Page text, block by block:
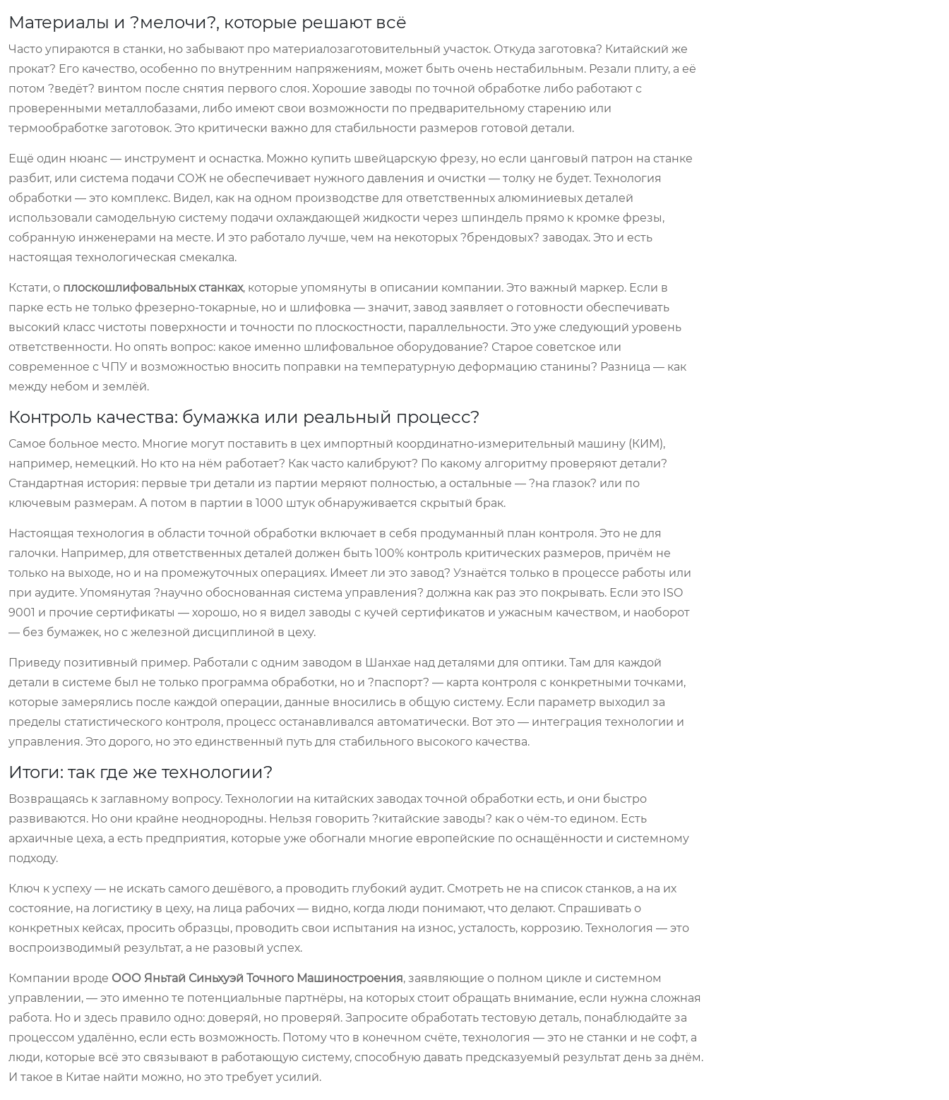
Материалы и ?мелочи?, которые решают всё
Часто упираются в станки, но забывают про материалозаготовительный участок. Откуда заготовка? Китайский же
прокат? Его качество, особенно по внутренним напряжениям, может быть очень нестабильным. Резали плиту, а её
потом ?ведёт? винтом после снятия первого слоя. Хорошие заводы по точной обработке либо работают с
проверенными металлобазами, либо имеют свои возможности по предварительному старению или
термообработке заготовок. Это критически важно для стабильности размеров готовой детали.
Ещё один нюанс — инструмент и оснастка. Можно купить швейцарскую фрезу, но если цанговый патрон на станке
разбит, или система подачи СОЖ не обеспечивает нужного давления и очистки — толку не будет. Технология
обработки — это комплекс. Видел, как на одном производстве для ответственных алюминиевых деталей
использовали самодельную систему подачи охлаждающей жидкости через шпиндель прямо к кромке фрезы,
собранную инженерами на месте. И это работало лучше, чем на некоторых ?брендовых? заводах. Это и есть
настоящая технологическая смекалка.
Кстати, о плоскошлифовальных станках, которые упомянуты в описании компании. Это важный маркер. Если в
парке есть не только фрезерно-токарные, но и шлифовка — значит, завод заявляет о готовности обеспечивать
высокий класс чистоты поверхности и точности по плоскостности, параллельности. Это уже следующий уровень
ответственности. Но опять вопрос: какое именно шлифовальное оборудование? Старое советское или
современное с ЧПУ и возможностью вносить поправки на температурную деформацию станины? Разница — как
между небом и землёй.
Контроль качества: бумажка или реальный процесс?
Самое больное место. Многие могут поставить в цех импортный координатно-измерительный машину (КИМ),
например, немецкий. Но кто на нём работает? Как часто калибруют? По какому алгоритму проверяют детали?
Стандартная история: первые три детали из партии меряют полностью, а остальные — ?на глазок? или по
ключевым размерам. А потом в партии в 1000 штук обнаруживается скрытый брак.
Настоящая технология в области точной обработки включает в себя продуманный план контроля. Это не для
галочки. Например, для ответственных деталей должен быть 100% контроль критических размеров, причём не
только на выходе, но и на промежуточных операциях. Имеет ли это завод? Узнаётся только в процессе работы или
при аудите. Упомянутая ?научно обоснованная система управления? должна как раз это покрывать. Если это ISO
9001 и прочие сертификаты — хорошо, но я видел заводы с кучей сертификатов и ужасным качеством, и наоборот
— без бумажек, но с железной дисциплиной в цеху.
Приведу позитивный пример. Работали с одним заводом в Шанхае над деталями для оптики. Там для каждой
детали в системе был не только программа обработки, но и ?паспорт? — карта контроля с конкретными точками,
которые замерялись после каждой операции, данные вносились в общую систему. Если параметр выходил за
пределы статистического контроля, процесс останавливался автоматически. Вот это — интеграция технологии и
управления. Это дорого, но это единственный путь для стабильного высокого качества.
Итоги: так где же технологии?
Возвращаясь к заглавному вопросу. Технологии на китайских заводах точной обработки есть, и они быстро
развиваются. Но они крайне неоднородны. Нельзя говорить ?китайские заводы? как о чём-то едином. Есть
архаичные цеха, а есть предприятия, которые уже обогнали многие европейские по оснащённости и системному
подходу.
Ключ к успеху — не искать самого дешёвого, а проводить глубокий аудит. Смотреть не на список станков, а на их
состояние, на логистику в цеху, на лица рабочих — видно, когда люди понимают, что делают. Спрашивать о
конкретных кейсах, просить образцы, проводить свои испытания на износ, усталость, коррозию. Технология — это
воспроизводимый результат, а не разовый успех.
Компании вроде ООО Яньтай Синьхуэй Точного Машиностроения, заявляющие о полном цикле и системном
управлении, — это именно те потенциальные партнёры, на которых стоит обращать внимание, если нужна сложная
работа. Но и здесь правило одно: доверяй, но проверяй. Запросите обработать тестовую деталь, понаблюдайте за
процессом удалённо, если есть возможность. Потому что в конечном счёте, технология — это не станки и не софт, а
люди, которые всё это связывают в работающую систему, способную давать предсказуемый результат день за днём.
И такое в Китае найти можно, но это требует усилий.